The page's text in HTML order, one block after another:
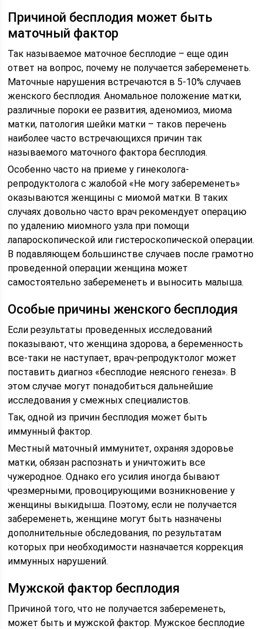
Причиной бесплодия может быть
маточный фактор
Так называемое маточное бесплодие – еще один
ответ на вопрос, почему не получается забеременеть.
Маточные нарушения встречаются в 5-10% случаев
женского бесплодия. Аномальное положение матки,
различные пороки ее развития, аденомиоз, миома
матки, патология шейки матки – таков перечень
наиболее часто встречающихся причин так
называемого маточного фактора бесплодия.
Особенно часто на приеме у гинеколога-
репродуктолога с жалобой «Не могу забеременеть»
оказываются женщины с миомой матки. В таких
случаях довольно часто врач рекомендует операцию
по удалению миомного узла при помощи
лапароскопической или гистероскопической операции.
В подавляющем большинстве случаев после грамотно
проведенной операции женщина может
самостоятельно забеременеть и выносить малыша.
Особые причины женского бесплодия
Если результаты проведенных исследований
показывают, что женщина здорова, а беременность
все-таки не наступает, врач-репродуктолог может
поставить диагноз «бесплодие неясного генеза». В
этом случае могут понадобиться дальнейшие
исследования у смежных специалистов.
Так, одной из причин бесплодия может быть
иммунный фактор.
Местный маточный иммунитет, охраняя здоровье
матки, обязан распознать и уничтожить все
чужеродное. Однако его усилия иногда бывают
чрезмерными, провоцирующими возникновение у
женщины выкидыша. Поэтому, если не получается
забеременеть, женщине могут быть назначены
дополнительные обследования, по результатам
которых при необходимости назначается коррекция
иммунных нарушений.
Мужской фактор бесплодия
Причиной того, что не получается забеременеть,
может быть и мужской фактор. Мужское бесплодие